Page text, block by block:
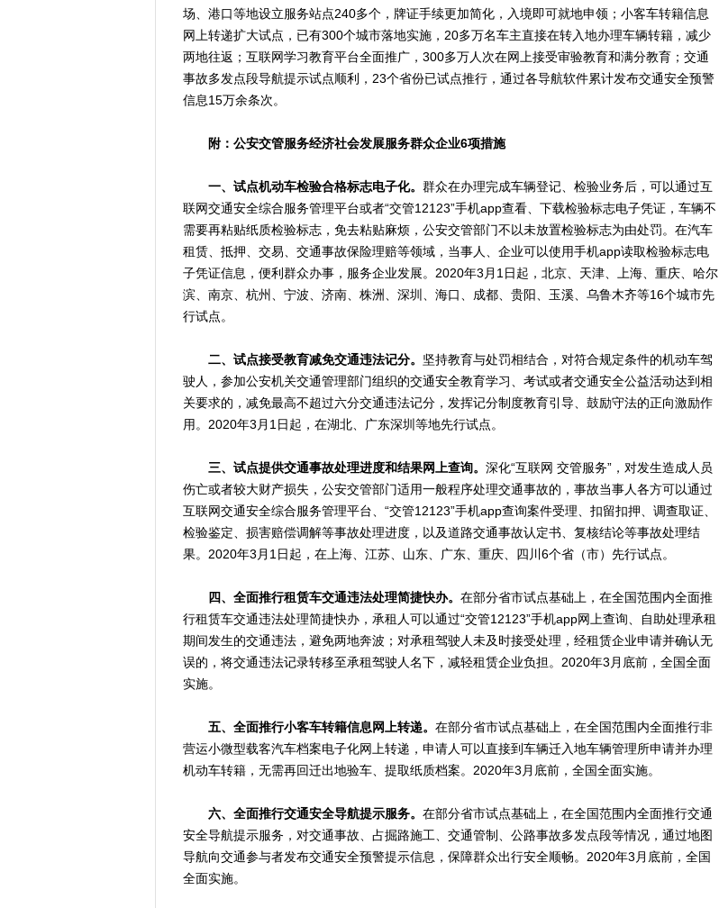
场、港口等地设立服务站点240多个，牌证手续更加简化，入境即可就地申领；小客车转籍信息
网上转递扩大试点，已有300个城市落地实施，20多万名车主直接在转入地办理车辆转籍，减少
两地往返；互联网学习教育平台全面推广，300多万人次在网上接受审验教育和满分教育；交通
事故多发点段导航提示试点顺利，23个省份已试点推行，通过各导航软件累计发布交通安全预警
信息15万余条次。
附：公安交管服务经济社会发展服务群众企业6项措施
一、试点机动车检验合格标志电子化。 群众在办理完成车辆登记、检验业务后，可以通过互
联网交通安全综合服务管理平台或者“交管12123”手机app查看、下载检验标志电子凭证，车辆不
需要再粘贴纸质检验标志，免去粘贴麻烦，公安交管部门不以未放置检验标志为由处罚。在汽车
租赁、抵押、交易、交通事故保险理赔等领域，当事人、企业可以使用手机app读取检验标志电
子凭证信息，便利群众办事，服务企业发展。2020年3月1日起，北京、天津、上海、重庆、哈尔
滨、南京、杭州、宁波、济南、株洲、深圳、海口、成都、贵阳、玉溪、乌鲁木齐等16个城市先
行试点。
二、试点接受教育减免交通违法记分。 坚持教育与处罚相结合，对符合规定条件的机动车驾
驶人，参加公安机关交通管理部门组织的交通安全教育学习、考试或者交通安全公益活动达到相
关要求的，减免最高不超过六分交通违法记分，发挥记分制度教育引导、鼓励守法的正向激励作
用。2020年3月1日起，在湖北、广东深圳等地先行试点。
三、试点提供交通事故处理进度和结果网上查询。 深化“互联网 交管服务”，对发生造成人员
伤亡或者较大财产损失，公安交管部门适用一般程序处理交通事故的，事故当事人各方可以通过
互联网交通安全综合服务管理平台、“交管12123”手机app查询案件受理、扣留扣押、调查取证、
检验鉴定、损害赔偿调解等事故处理进度，以及道路交通事故认定书、复核结论等事故处理结
果。2020年3月1日起，在上海、江苏、山东、广东、重庆、四川6个省（市）先行试点。
四、全面推行租赁车交通违法处理简捷快办。 在部分省市试点基础上，在全国范围内全面推
行租赁车交通违法处理简捷快办，承租人可以通过“交管12123”手机app网上查询、自助处理承租
期间发生的交通违法，避免两地奔波；对承租驾驶人未及时接受处理，经租赁企业申请并确认无
误的，将交通违法记录转移至承租驾驶人名下，减轻租赁企业负担。2020年3月底前，全国全面
实施。
五、全面推行小客车转籍信息网上转递。 在部分省市试点基础上，在全国范围内全面推行非
营运小微型载客汽车档案电子化网上转递，申请人可以直接到车辆迁入地车辆管理所申请并办理
机动车转籍，无需再回迁出地验车、提取纸质档案。2020年3月底前，全国全面实施。
六、全面推行交通安全导航提示服务。 在部分省市试点基础上，在全国范围内全面推行交通
安全导航提示服务，对交通事故、占掘路施工、交通管制、公路事故多发点段等情况，通过地图
导航向交通参与者发布交通安全预警提示信息，保障群众出行安全顺畅。2020年3月底前，全国
全面实施。